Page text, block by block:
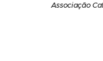
Associação